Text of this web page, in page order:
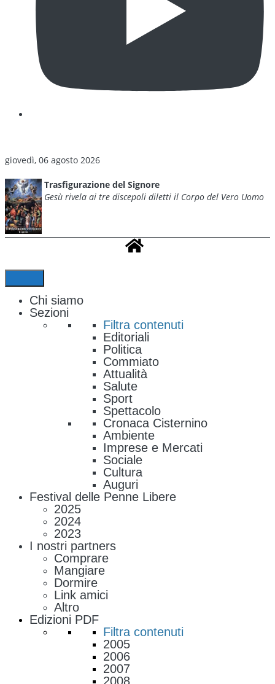
giovedì, 06 agosto 2026
Trasfigurazione del Signore
Gesù rivela ai tre discepoli diletti il Corpo del Vero Uomo
Chi siamo
Sezioni
Filtra contenuti
Editoriali
Politica
Commiato
Attualità
Salute
Sport
Spettacolo
Cronaca Cisternino
Ambiente
Imprese e Mercati
Sociale
Cultura
Auguri
Festival delle Penne Libere
2025
2024
2023
I nostri partners
Comprare
Mangiare
Dormire
Link amici
Altro
Edizioni PDF
Filtra contenuti
2005
2006
2007
2008